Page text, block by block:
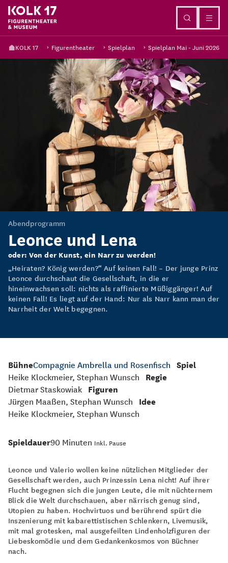
KOLK 17 Figurentheater Spielplan Spielplan Mai - Juni 2026
Abendprogramm
Leonce und Lena
oder: Von der Kunst, ein Narr zu werden!
„Heiraten? König werden?“ Auf keinen Fall! – Der junge Prinz
Leonce durchschaut die Gesellschaft, in die er
hineinwachsen soll: nichts als raffinierte Müßiggänger! Auf
keinen Fall! Es liegt auf der Hand: Nur als Narr kann man der
Narrheit der Welt begegnen.
Leonce und Valerio wollen keine nützlichen Mitglieder der
Gesellschaft werden, auch Prinzessin Lena nicht! Auf ihrer
Flucht begegnen sich die jungen Leute, die mit nüchternem
Blick die Welt durchschauen, aber närrisch genug sind,
Utopien zu haben. Hochvirtuos und berührend spürt die
Inszenierung mit kabarettistischen Schlenkern, Livemusik,
mit mal grotesken, mal ausgefeilten Lindenholzfiguren der
Liebeskomödie und dem Gedankenkosmos von Büchner
nach.
BühneCompagnie Ambrella und Rosenfisch Spiel
Heike Klockmeier, Stephan Wunsch Regie
Dietmar Staskowiak Figuren
Jürgen Maaßen, Stephan Wunsch Idee
Heike Klockmeier, Stephan Wunsch
Spieldauer90 Minuten Inkl. Pause